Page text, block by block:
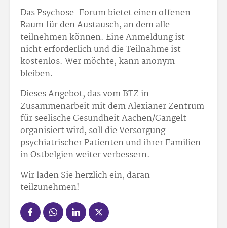
Das Psychose-Forum bietet einen offenen
Raum für den Austausch, an dem alle
teilnehmen können. Eine Anmeldung ist
nicht erforderlich und die Teilnahme ist
kostenlos. Wer möchte, kann anonym
bleiben.
Dieses Angebot, das vom BTZ in
Zusammenarbeit mit dem Alexianer Zentrum
für seelische Gesundheit Aachen/Gangelt
organisiert wird, soll die Versorgung
psychiatrischer Patienten und ihrer Familien
in Ostbelgien weiter verbessern.
Wir laden Sie herzlich ein, daran
teilzunehmen!